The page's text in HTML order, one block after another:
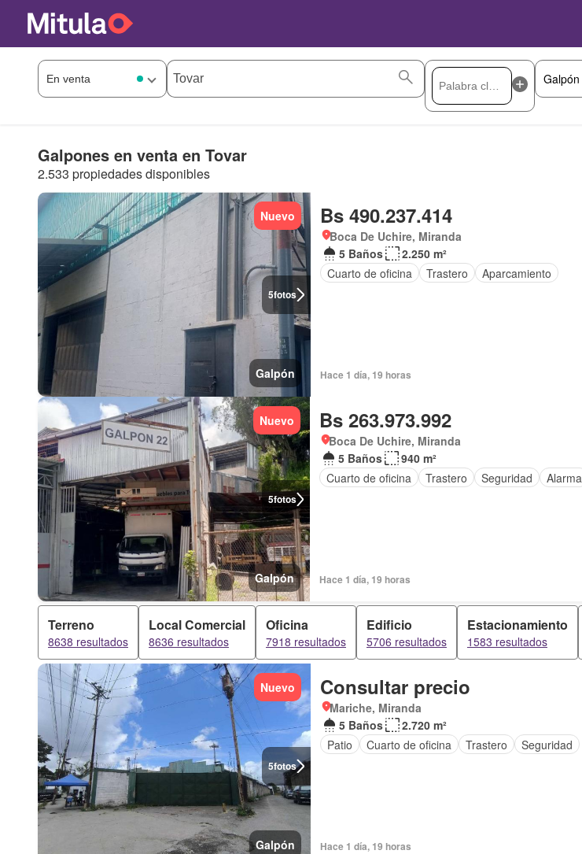
Galpones en venta en Tovar
2.533 propiedades disponibles
5fotos
Nuevo
Galpón
Bs 490.237.414
Boca De Uchire, Miranda
5 Baños
2.250 m²
Cuarto de oficina
Trastero Aparcamiento
Hace 1 día, 19 horas
5fotos
Nuevo
Galpón
Bs 263.973.992
Boca De Uchire, Miranda
5 Baños
940 m²
Cuarto de oficina
Trastero Seguridad Alarma
Hace 1 día, 19 horas
Terreno
8638 resultados
Local Comercial
8636 resultados
Oficina
7918 resultados
Edificio
5706 resultados
Estacionamiento
1583 resultados
5fotos
Nuevo
Galpón
Consultar precio
Mariche, Miranda
5 Baños
2.720 m²
Patio
Cuarto de oficina Trastero Seguridad
Hace 1 día, 19 horas